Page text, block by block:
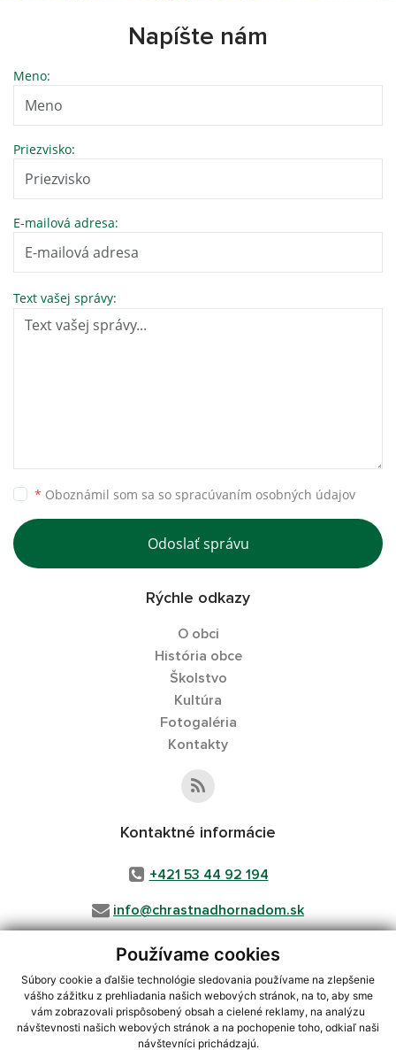
Používame cookies
Súbory cookie a ďalšie technológie sledovania používame na zlepšenie
vášho zážitku z prehliadania našich webových stránok, na to, aby sme
vám zobrazovali prispôsobený obsah a cielené reklamy, na analýzu
návštevnosti našich webových stránok a na pochopenie toho, odkiaľ naši
návštevníci prichádzajú.
Napíšte nám
Meno:
Priezvisko:
E-mailová adresa:
Text vašej správy:
* Oboznámil som sa so spracúvaním osobných údajov
Odoslať správu
Rýchle odkazy
O obci
História obce
Školstvo
Kultúra
Fotogaléria
Kontakty
Kontaktné informácie
+421 53 44 92 194
info@chrastnadhornadom.sk
využite možnosť získavania aktuálnych informácií s využitím RSS,
CMS systém (redakčný) systém ECHELON 2,Mapa stránok, web portál
webhosting, wbx, s.r.o.,domény,registrácia domény,spoločnosť wbx,
s.r.o.,technický prevádzkovateľ